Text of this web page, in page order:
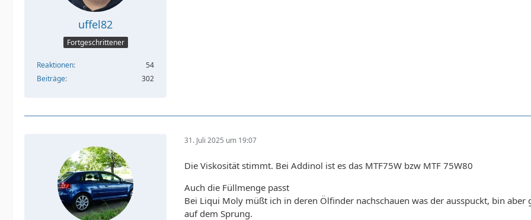
uffel82
Fortgeschrittener
Reaktionen
54
Beiträge
302
31. Juli 2025 um 19:07
Die Viskosität stimmt. Bei Addinol ist es das MTF75W bzw MTF 75W80
Auch die Füllmenge passt
Bei Liqui Moly müßt ich in deren Ölfinder nachschauen was der ausspuckt, bin aber
auf dem Sprung.